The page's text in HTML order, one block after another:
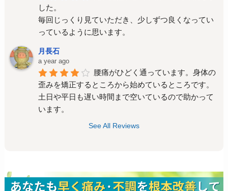
した。
毎回じっくり見ていただき、少しずつ良くなってい
っているように思います。
月長石
a year ago
腰痛がひどく通っています。身体の
歪みを矯正するところから始めているところです。
土日や平日も遅い時間まで空いているので助かって
います。
See All Reviews